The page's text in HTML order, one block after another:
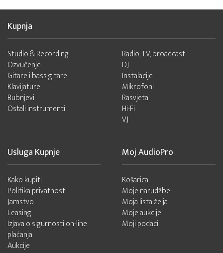
Kupnja
Studio & Recording
Ozvučenje
Gitare i bass gitare
Klavijature
Bubnjevi
Ostali instrumenti
Radio, TV, broadcast
DJ
Instalacije
Mikrofoni
Rasvjeta
Hi-Fi
VJ
Usluga Kupnje
Kako kupiti
Politika privatnosti
Jamstvo
Leasing
Izjava o sigurnosti on-line
plaćanja
Aukcije
Moj AudioPro
Košarica
Moje narudžbe
Moja lista želja
Moje aukcije
Moji podaci